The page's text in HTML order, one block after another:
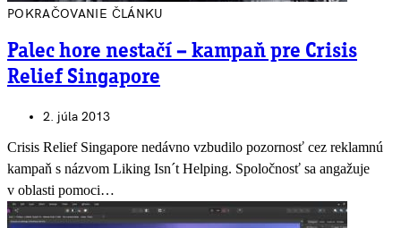
POKRAČOVANIE ČLÁNKU
Palec hore nestačí – kampaň pre Crisis
Relief Singapore
2. júla 2013
Crisis Relief Singapore nedávno vzbudilo pozornosť cez reklamnú
kampaň s názvom Liking Isn´t Helping. Spoločnosť sa angažuje
v oblasti pomoci…